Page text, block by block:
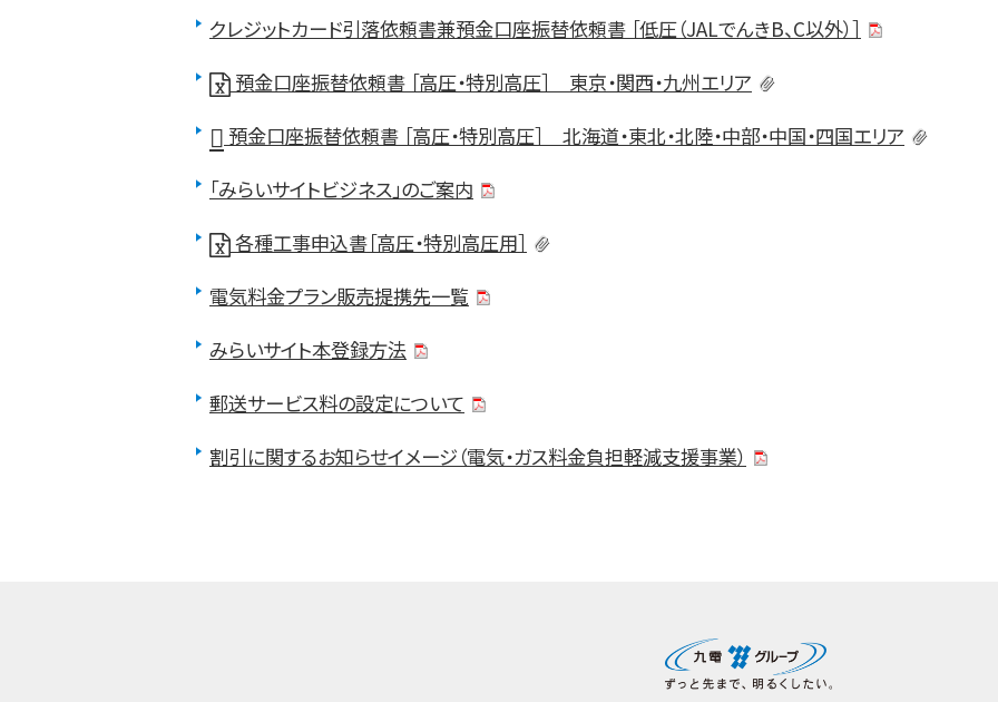
クレジットカード引落依頼書兼預金口座振替依頼書 ［低圧（JALでんきB、C以外）］
預金口座振替依頼書 ［高圧・特別高圧］ 東京・関西・九州エリア
預金口座振替依頼書 ［高圧・特別高圧］ 北海道・東北・北陸・中部・中国・四国エリア
「みらいサイトビジネス」のご案内
各種工事申込書［高圧・特別高圧用］
電気料金プラン販売提携先一覧
みらいサイト本登録方法
郵送サービス料の設定について
割引に関するお知らせイメージ（電気・ガス料金負担軽減支援事業）